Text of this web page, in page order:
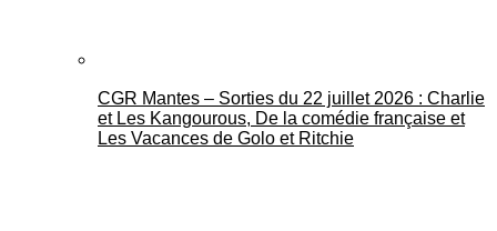
CGR Mantes – Sorties du 22 juillet 2026 : Charlie
et Les Kangourous, De la comédie française et
Les Vacances de Golo et Ritchie